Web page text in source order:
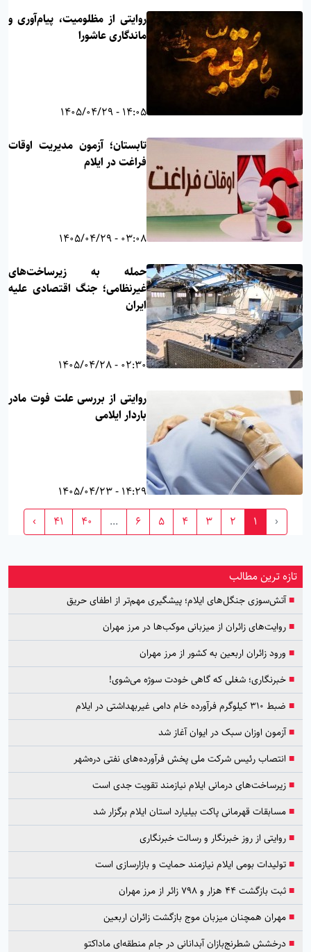
روایتی از مظلومیت، پیام‌آوری و
ماندگاری عاشورا
14:05 - 1405/04/29
تابستان؛ آزمون مدیریت اوقات
فراغت در ایلام
03:08 - 1405/04/29
حمله به زیرساخت‌های
غیرنظامی؛ جنگ اقتصادی علیه
ایران
02:30 - 1405/04/28
روایتی از بررسی علت فوت مادر
باردار ایلامی
14:29 - 1405/04/23
‹
1
2
3
4
5
6
...
40
41
›
تازه ترین مطالب
■آتش‌سوزی جنگل‌های ایلام؛ پیشگیری مهم‌تر از اطفای حریق
■روایت‌های زائران از میزبانی موکب‌ها در مرز مهران
■ ورود زائران اربعین به کشور از مرز مهران
■خبرنگاری؛ شغلی که گاهی خودت سوژه می‌شوی!
■ ضبط ۳۱۰ کیلوگرم فرآورده خام دامی غیربهداشتی در ایلام
■آزمون اوزان سبک در ایوان آغاز شد
■ انتصاب رئیس شرکت ملی پخش فرآورده‌های نفتی دره‌شهر
■زیرساخت‌های درمانی ایلام نیازمند تقویت جدی است
■مسابقات قهرمانی پاکت بیلیارد استان ایلام برگزار شد
■روایتی از روز خبرنگار و رسالت خبرنگاری
■تولیدات بومی ایلام نیازمند حمایت و بازارسازی است
■ثبت بازگشت ۴۴ هزار و ۷۹۸ زائر از مرز مهران
■مهران همچنان میزبان موج بازگشت زائران اربعین
■درخشش شطرنج‌بازان آبدانانی در جام منطقه‌ای ماداکتو